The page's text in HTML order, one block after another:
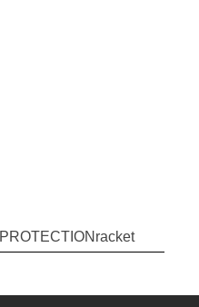
PROTECTIONracket